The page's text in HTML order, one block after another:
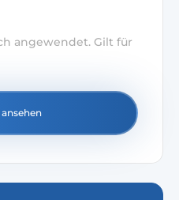
angewendet. Gilt für